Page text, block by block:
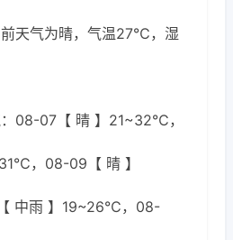
前天气为晴，气温27℃，湿
08-07【 晴 】21~32℃，
，08-09【 晴 】
中雨 】19~26℃，08-